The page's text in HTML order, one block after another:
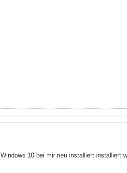
10 bei mir neu installiert installiert